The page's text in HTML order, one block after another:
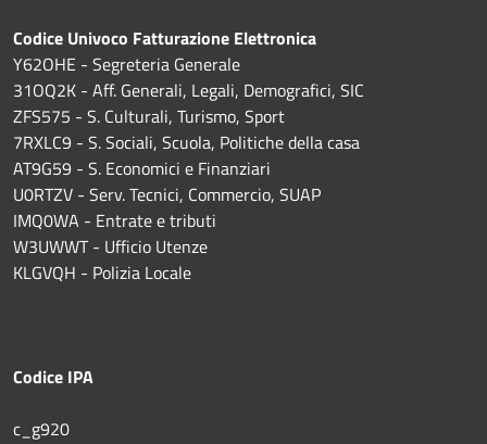
Codice Univoco Fatturazione Elettronica
Y62OHE - Segreteria Generale
31OQ2K - Aff. Generali, Legali, Demografici, SIC
ZFS575 - S. Culturali, Turismo, Sport
7RXLC9 - S. Sociali, Scuola, Politiche della casa
AT9G59 - S. Economici e Finanziari
U0RTZV - Serv. Tecnici, Commercio, SUAP
IMQ0WA - Entrate e tributi
W3UWWT - Ufficio Utenze
KLGVQH - Polizia Locale
Codice IPA
c_g920